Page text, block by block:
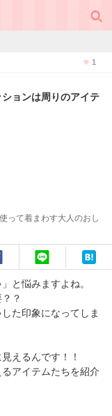
1
ョンは周りのアイテ
って着まわす大人のおし
と悩みますよね。
？
た印象になってしま
えるんです！！
アイテムたちを紹介